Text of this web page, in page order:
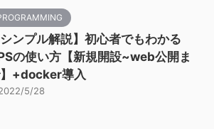
シンプル解説】初心者でもわかる
の使い方【新規開設~web公開ま
+docker導入
5/28